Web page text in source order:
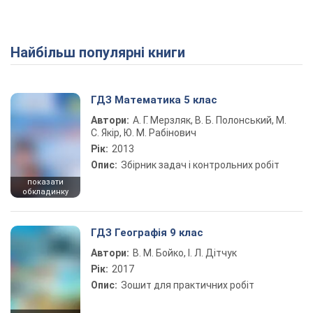
Найбільш популярні книги
показати
обкладинку
ГДЗ Математика 5 клас
Автори: А. Г. Мерзляк, В. Б. Полонський, М.
С. Якір, Ю. М. Рабінович
Рік: 2013
Опис: Збірник задач і контрольних робіт
ГДЗ Географія 9 клас
Автори: В. М. Бойко, І. Л. Дітчук
Рік: 2017
Опис: Зошит для практичних робіт